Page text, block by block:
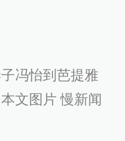
冯怡到芭提雅
文图片 慢新闻